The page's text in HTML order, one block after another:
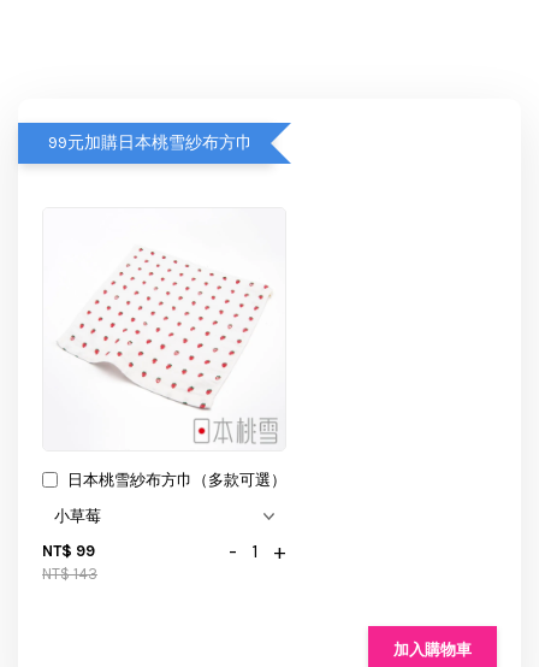
99元加購日本桃雪紗布方巾
日本桃雪紗布方巾（多款可選）
NT$ 99
NT$ 143
- +
加入購物車